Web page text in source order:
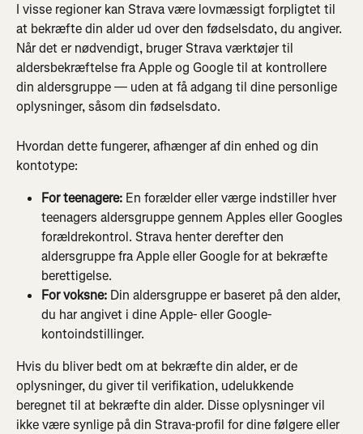
I visse regioner kan Strava være lovmæssigt forpligtet til
at bekræfte din alder ud over den fødselsdato, du angiver.
Når det er nødvendigt, bruger Strava værktøjer til
aldersbekræftelse fra Apple og Google til at kontrollere
din aldersgruppe — uden at få adgang til dine personlige
oplysninger, såsom din fødselsdato.
Hvordan dette fungerer, afhænger af din enhed og din
kontotype:
For teenagere: En forælder eller værge indstiller hver
teenagers aldersgruppe gennem Apples eller Googles
forældrekontrol. Strava henter derefter den
aldersgruppe fra Apple eller Google for at bekræfte
berettigelse.
For voksne: Din aldersgruppe er baseret på den alder,
du har angivet i dine Apple- eller Google-
kontoindstillinger.
Hvis du bliver bedt om at bekræfte din alder, er de
oplysninger, du giver til verifikation, udelukkende
beregnet til at bekræfte din alder. Disse oplysninger vil
ikke være synlige på din Strava-profil for dine følgere eller